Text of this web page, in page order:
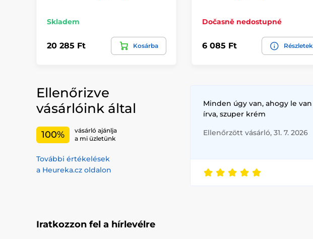
Skladem
20 285 Ft Kosárba
Dočasně nedostupné
6 085 Ft Részletek
Ellenőrizve
vásárlóink által
100%
vásárló ajánlja
a mi üzletünk
További értékelések
a Heureka.cz oldalon
Minden úgy van, ahogy le van
írva, szuper krém
Ellenőrzött vásárló, 31. 7. 2026
Iratkozzon fel a hírlevélre